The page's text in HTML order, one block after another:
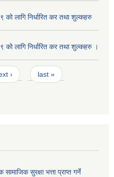
को लागि निर्धारित कर तथा शुल्कहरु
को लागि निर्धारित कर तथा शुल्कहरु ।
› last »
सुरक्षा भत्ता प्राप्त गर्ने